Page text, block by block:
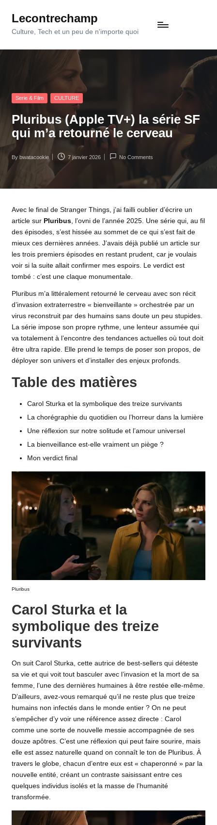
SkipLecontrechamp
Culture, Tech et un peu de n'importe quoi
Posted
Serie & Film CULTURE
Pluribus (Apple TV+) la série SF
qui m’a retourné le cerveau
Posted
By bwatacookie 7 janvier 2026 No Comments
Avec le final de Stranger Things , j’ai failli oublier d’écrire un
article sur Pluribus , l’ovni de l’année 2025. Une série qui, au fil
des épisodes, s’est hissée au sommet de ce qui s’est fait de
mieux ces dernières années. J’avais déjà publié un article sur
les trois premiers épisodes en restant prudent, car je voulais
voir si la suite allait confirmer mes espoirs. Le verdict est
tombé : c’est une claque monumentale.
Pluribus m’a littéralement retourné le cerveau avec son récit
d’invasion extraterrestre « bienveillante » orchestrée par un
virus reconstruit par des humains sans doute un peu stupides.
La série impose son propre rythme, une lenteur assumée qui
va totalement à l’encontre des tendances actuelles où tout doit
être ultra rapide. Elle prend le temps de poser son propos, de
déployer son univers et d’installer des enjeux profonds.
Table des matières
Carol Sturka et la symbolique des treize survivants
La chorégraphie du quotidien ou l’horreur dans la lumière
Une réflexion sur notre solitude et l’amour universel
La bienveillance est-elle vraiment un piège ?
Mon verdict final
Pluribus
Carol Sturka et la
symbolique des treize
survivants
On suit Carol Sturka, cette autrice de best-sellers qui déteste
sa vie et qui voit tout basculer avec l’invasion et la mort de sa
femme, l’une des dernières humaines à être restée elle-même.
D’ailleurs, avez-vous remarqué qu’il ne reste plus que treize
humains non infectés dans le monde entier ? On ne peut
s’empêcher d’y voir une référence assez directe : Carol
comme une sorte de nouvelle messie accompagnée de ses
douze apôtres. C’est une réflexion qui peut faire sourire, mais
elle est assez naturelle quand on connaît le ton de Pluribus. À
travers le globe, chacun d’entre eux est « chaperonné » par la
nouvelle entité, créant un contraste saisissant entre ces
quelques individus isolés et la masse de l’humanité
transformée.